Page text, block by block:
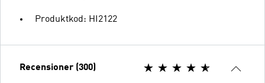
Produktkod: HI2122
Recensioner (300)